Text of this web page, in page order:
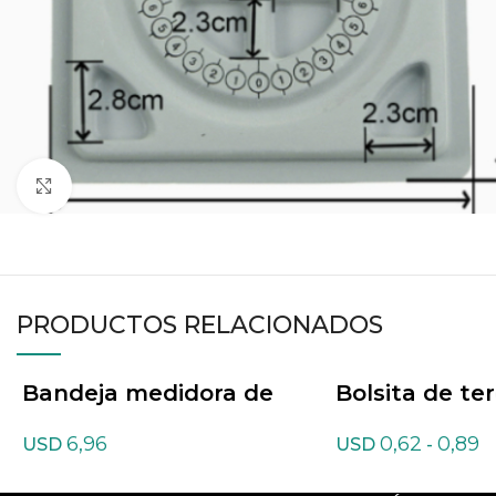
Haga clic para ampliar
PRODUCTOS RELACIONADOS
Bandeja medidora de
USD 6,96
Bolsita de
USD 0,62 - 0,89